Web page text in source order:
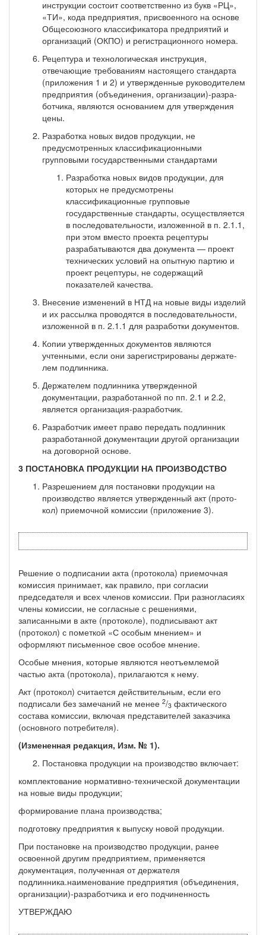
инструкции состоит соответственно из букв «РЦ»,
«ТИ», кода предприятия, присвоенного на основе
Общесоюзного классификатора предприятий и
организаций (ОКПО) и регистрационного номера.
Рецептура и технологическая инструкция,
отвечающие требованиям настоящего стандарта
(приложения 1 и 2) и утвержденные руководителем
предприятия (объединения, организации)-разра­
ботчика, являются основанием для утверждения
цены.
Разработка новых видов продукции, не
предусмотрен­ных классификационными
групповыми государственными стандартами
Разработка новых видов продукции, для
которых не предусмотрены
классификационные групповые
государственные стандарты, осуществляется
в последовательности, изложенной в п. 2.1.1,
при этом вместо проекта рецептуры
разрабатываются два документа — проект
технических условий на опытную партию и
проект рецептуры, не содержащий
показателей качества.
Внесение изменений в НТД на новые виды изделий
и их рассылка проводятся в последова­тельности,
изложенной в п. 2.1.1 для разработки документов.
Копии утвержденных документов являются
учтенными, если они зарегистрированы держате­
лем подлинника.
Держателем подлинника утвержденной
документации, разработанной по пп. 2.1 и 2.2,
явля­ется организация-разработчик.
Разработчик имеет право передать подлинник
разработанной документации другой организа­ции
на договорной основе.
3 ПОСТАНОВКА ПРОДУКЦИИ НА ПРОИЗВОДСТВО
Разрешением для постановки продукции на
производство является утвержденный акт (прото­
кол) приемочной комиссии (приложение 3).
Решение о подписании акта (протокола) приемочная
комиссия принимает, как правило, при согласии
председателя и всех членов комиссии. При разногласиях
члены комиссии, не согласные с решениями,
записанными в акте (протоколе), подписывают акт
(протокол) с пометкой «С особым мнением» и
оформляют письменное свое особое мнение.
Особые мнения, которые являются неотъемлемой
частью акта (протокола), прилагаются к нему.
Акт (протокол) считается действительным, если его
подписали без замечаний не менее 2/3 фак­тического
состава комиссии, включая представителей заказчика
(основного потребителя).
(Измененная редакция, Изм. № 1).
Постановка продукции на производство включает:
комплектование нормативно-технической документации
на новые виды продукции;
формирование плана производства;
подготовку предприятия к выпуску новой продукции.
При постановке на производство продукции, ранее
освоенной другим предприятием, приме­няется
документация, полученная от держателя
подлинника.наименование предприятия (объединения,
организации)-разработчика и его подчиненность
УТВЕРЖДАЮ